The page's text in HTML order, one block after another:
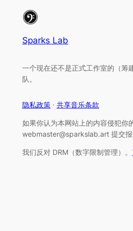
Sparks Lab
一个现在还不是正式工作室的（筹
队。
隐私政策· 共享音乐条款
如果你认为本网站上的内容侵犯你
webmaster@sparkslab.art提交报
我们反对 DRM（数字限制管理）。